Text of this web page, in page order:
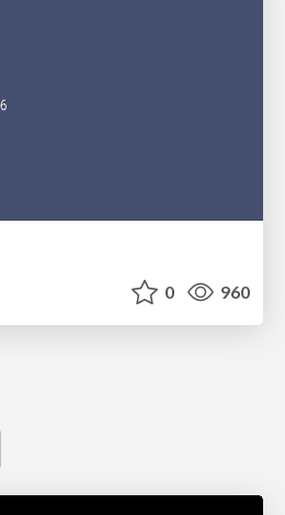
0 960